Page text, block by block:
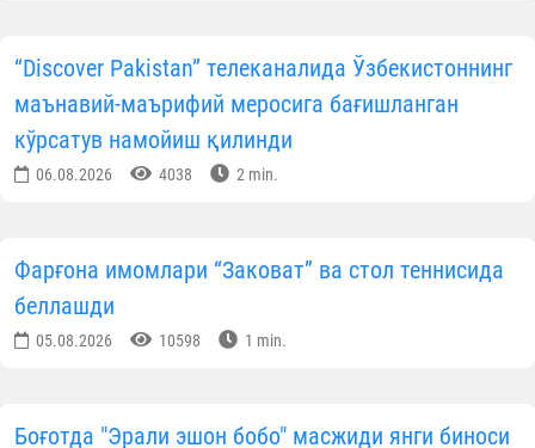
“Discover Pakistan” телеканалида Ўзбекистоннинг
маънавий-маърифий меросига бағишланган
кўрсатув намойиш қилинди
06.08.2026 4038 2 min.
Фарғона имомлари “Заковат” ва стол теннисида
беллашди
05.08.2026 10598 1 min.
Боғотда "Эрали эшон бобо" масжиди янги биноси